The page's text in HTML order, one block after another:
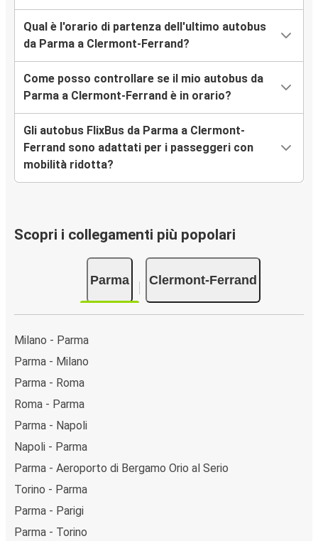
Qual è l'orario di partenza dell'ultimo autobus
da Parma a Clermont-Ferrand?
Come posso controllare se il mio autobus da
Parma a Clermont-Ferrand è in orario?
Gli autobus FlixBus da Parma a Clermont-
Ferrand sono adattati per i passeggeri con
mobilità ridotta?
Scopri i collegamenti più popolari
Parma Clermont-Ferrand
Milano - Parma
Parma - Milano
Parma - Roma
Roma - Parma
Parma - Napoli
Napoli - Parma
Parma - Aeroporto di Bergamo Orio al Serio
Torino - Parma
Parma - Parigi
Parma - Torino